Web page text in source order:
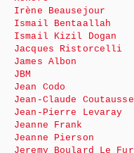
Irène Beausejour
Ismail Bentaallah
Ismail Kizil Dogan
Jacques Ristorcelli
James Albon
JBM
Jean Codo
Jean-Claude Coutausse
Jean-Pierre Levaray
Jeanne Frank
Jeanne Pierson
Jeremy Boulard Le Fur